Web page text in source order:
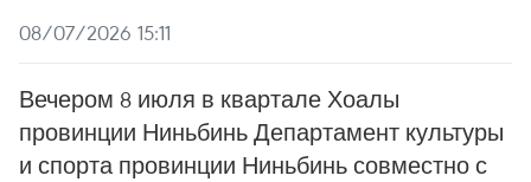
08/07/2026 15:11
Вечером 8 июля в квартале Хоалы
провинции Ниньбинь Департамент культуры
и спорта провинции Ниньбинь совместно с